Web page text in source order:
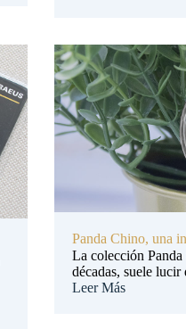
Panda Chino, una
La colección Panda
décadas, suele lucir
Leer Más